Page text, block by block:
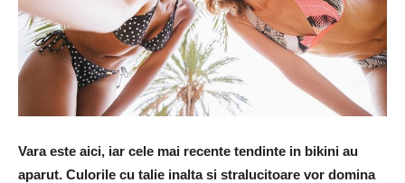
Vara este aici, iar cele mai recente tendinte in bikini au
aparut. Culorile cu talie inalta si stralucitoare vor domina